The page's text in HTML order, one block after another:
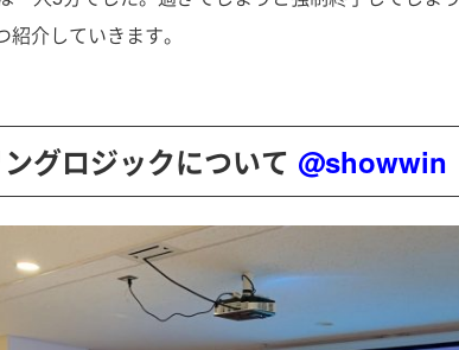
介していきます。
グロジックについて @showwin